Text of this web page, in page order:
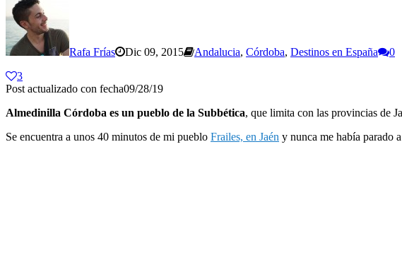
Rafa Frías Dic 09, 2015 Andalucia, Córdoba, Destinos en España
0
3
Post actualizado con fecha09/28/19
Almedinilla Córdoba es un pueblo de la Subbética, que limita con las provincias de
Se encuentra a unos 40 minutos de mi pueblo Frailes, en Jaén y nunca me había parado